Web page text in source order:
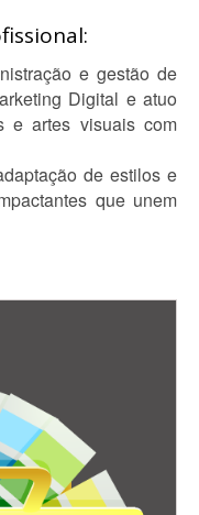
e gestão de
Digital e atuo
e artes visuais com
de estilos e
que unem